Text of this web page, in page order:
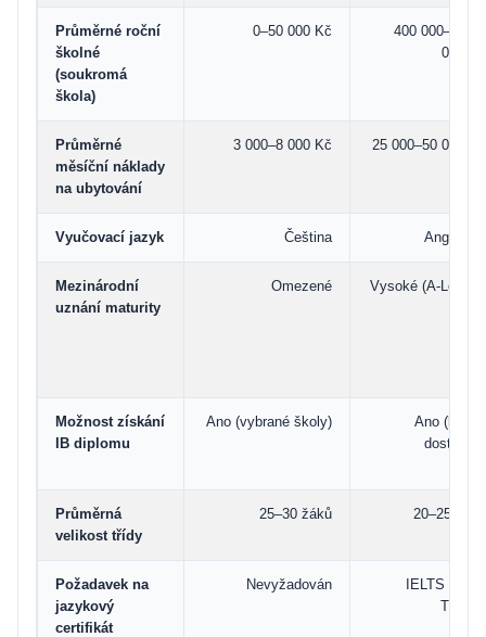
Průměrné roční
školné
(soukromá
škola)
0–50 000 Kč
400 000–1 200
000 Kč
Průměrné
měsíční náklady
na ubytování
3 000–8 000 Kč 25 000–50 000 Kč
Vyučovací jazyk Čeština Angličtina
Mezinárodní
uznání maturity
Omezené
Vysoké (A-Levels,
Možnost získání
IB diplomu
Ano (vybrané školy)
Ano (běžně
dostupné)
Průměrná
velikost třídy
25–30 žáků 20–25 žáků
Požadavek na
jazykový
certifikát
Nevyžadován
IELTS 5.5+ /
TOEFL